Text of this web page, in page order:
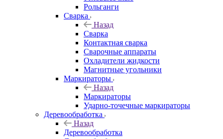
Рольганги
Сварка
Назад
Сварка
Контактная сварка
Сварочные аппараты
Охладители жидкости
Магнитные угольники
Маркираторы
Назад
Маркираторы
Ударно-точечные маркираторы
Деревообработка
Назад
Деревообработка